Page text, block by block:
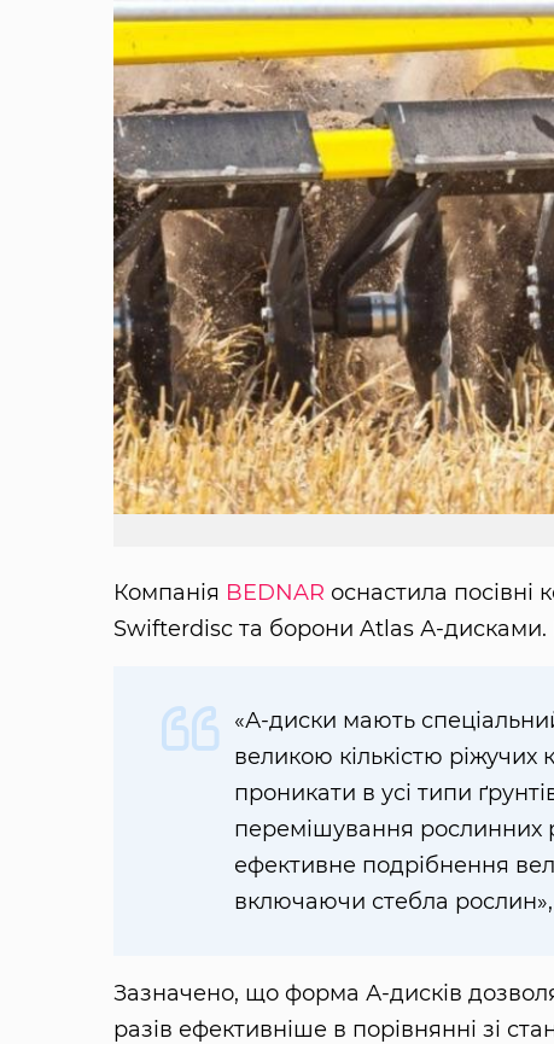
Компанія BEDNAR оснастила
Swifterdisc та борони Atlas А-дисками.
«А-диски мають
великою кількістю
проникати в усі типи
перемішування рослинних
ефективне подрібнення
включаючи стебла
Зазначено, що форма А-дисків
разів ефективніше в порівнянні зі